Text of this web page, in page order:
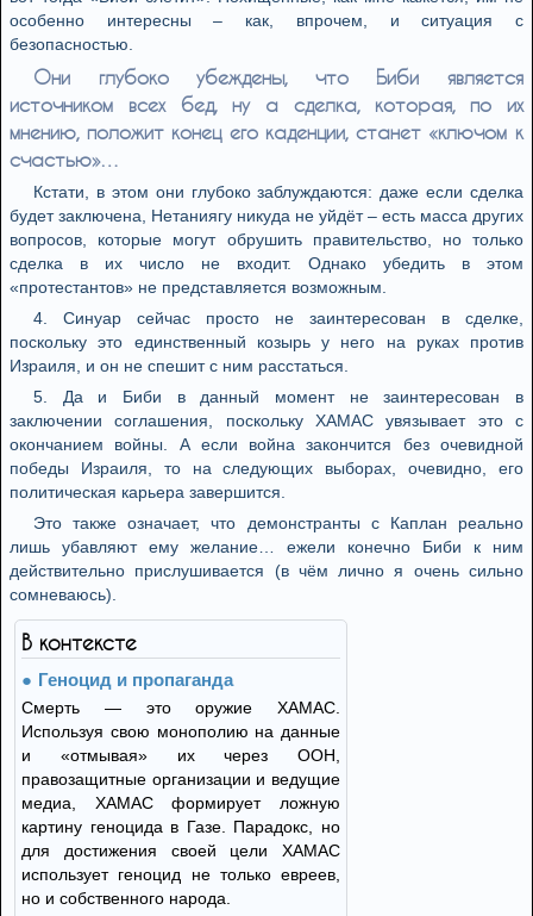
особенно интересны – как, впрочем, и ситуация с
безопасностью.
Они глубоко убеждены, что Биби является
источником всех бед, ну а сделка, которая, по их
мнению, положит конец его каденции, станет «ключом к
счастью»…
Кстати, в этом они глубоко заблуждаются: даже если сделка
будет заключена, Нетаниягу никуда не уйдёт – есть масса других
вопросов, которые могут обрушить правительство, но только
сделка в их число не входит. Однако убедить в этом
«протестантов» не представляется возможным.
4. Синуар сейчас просто не заинтересован в сделке,
поскольку это единственный козырь у него на руках против
Израиля, и он не спешит с ним расстаться.
5. Да и Биби в данный момент не заинтересован в
заключении соглашения, поскольку ХАМАС увязывает это с
окончанием войны. А если война закончится без очевидной
победы Израиля, то на следующих выборах, очевидно, его
политическая карьера завершится.
Это также означает, что демонстранты с Каплан реально
лишь убавляют ему желание… ежели конечно Биби к ним
действительно прислушивается (в чём лично я очень сильно
сомневаюсь).
В контексте
Геноцид и пропаганда
Смерть — это оружие ХАМАС.
Используя свою монополию на данные
и «отмывая» их через ООН,
правозащитные организации и ведущие
медиа, ХАМАС формирует ложную
картину геноцида в Газе. Парадокс, но
для достижения своей цели ХАМАС
использует геноцид не только евреев,
но и собственного народа.